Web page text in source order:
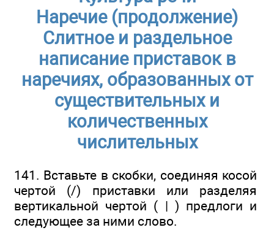
Наречие (продолжение)
Слитное и раздельное
написание приставок в
наречиях, образованных от
существительных и
количественных
числительных
141. Вставьте в скобки, соединяя косой
чертой (/) приставки или разделяя
вертикальной чертой ( | ) предлоги и
следующее за ними слово.